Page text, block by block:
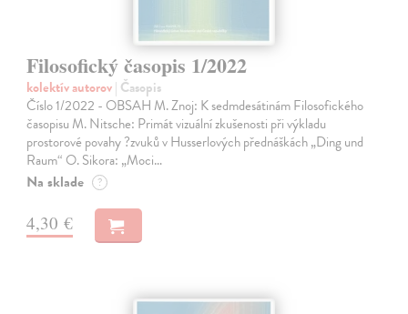
Filosofický časopis 1/2022
kolektív autorov| Časopis
Číslo 1/2022 - OBSAH M. Znoj: K sedmdesátinám Filosofického
časopisu M. Nitsche: Primát vizuální zkušenosti při výkladu
prostorové povahy ?zvuků v Husserlových přednáškách „Ding und
Raum“ O. Sikora: „Moci…
Na sklade ?
4,30 €